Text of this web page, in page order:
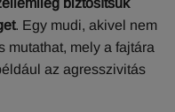
. Egy mudi, akivel nem
mutathat, mely a fajtára
az agresszivitás